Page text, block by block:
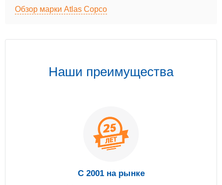
Обзор марки Atlas Copco
Наши преимущества
С 2001 на рынке